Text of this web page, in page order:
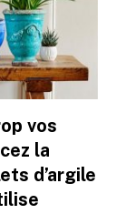
vos
la
d’argile